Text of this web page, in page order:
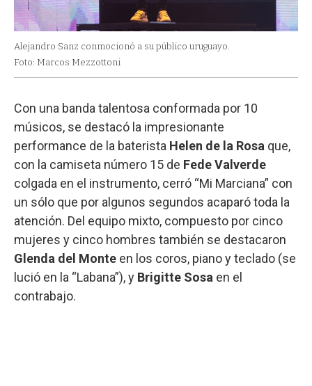
Alejandro Sanz conmocionó a su público uruguayo.
Foto: Marcos Mezzottoni
Con una banda talentosa conformada por 10
músicos, se destacó la impresionante
performance de la baterista Helen de la Rosa que,
con la camiseta número 15 de Fede Valverde
colgada en el instrumento, cerró “Mi Marciana” con
un sólo que por algunos segundos acaparó toda la
atención. Del equipo mixto, compuesto por cinco
mujeres y cinco hombres también se destacaron
Glenda del Monte en los coros, piano y teclado (se
lució en la “Labana”), y Brigitte Sosa en el
contrabajo.